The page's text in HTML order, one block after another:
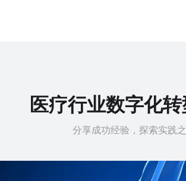
医疗行业数字化
分享成功经验，探索实践